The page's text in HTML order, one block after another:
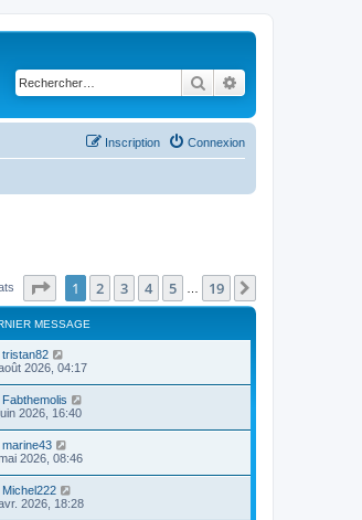
Rechercher
Connexion
Inscription
Page sur19
1 2 3 4 5 19
MESSAGE
tristan82
2026, 04:17
Fabthemolis
2026, 16:40
marine43
2026, 08:46
Michel222
2026, 18:28